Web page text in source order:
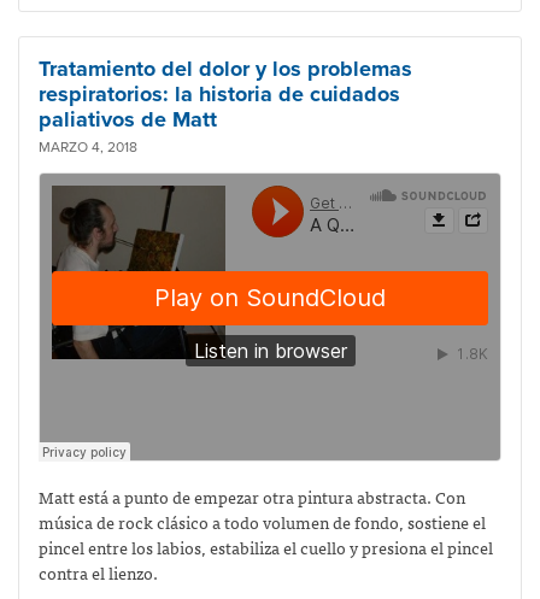
Tratamiento del dolor y los problemas
respiratorios: la historia de cuidados
paliativos de Matt
MARZO 4, 2018
Matt está a punto de empezar otra pintura abstracta. Con
música de rock clásico a todo volumen de fondo, sostiene el
pincel entre los labios, estabiliza el cuello y presiona el pincel
contra el lienzo.